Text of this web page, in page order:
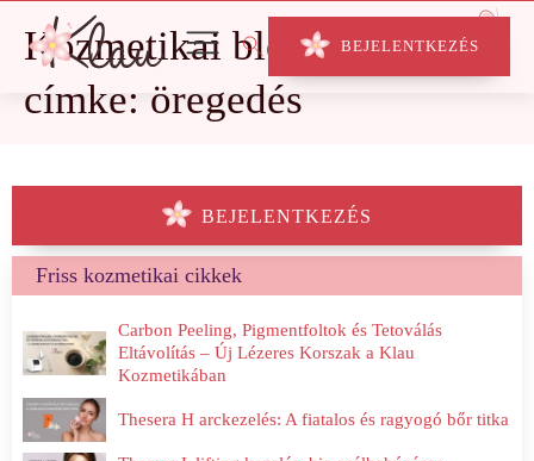
BEJELENTKEZÉS
Kozmetikai blog
címke: öregedés
Friss kozmetikai cikkek
Carbon Peeling, Pigmentfoltok és Tetoválás
Eltávolítás – Új Lézeres Korszak a Klau
Kozmetikában
Thesera H arckezelés: A fiatalos és ragyogó bőr titka
BEJELENTKEZÉS